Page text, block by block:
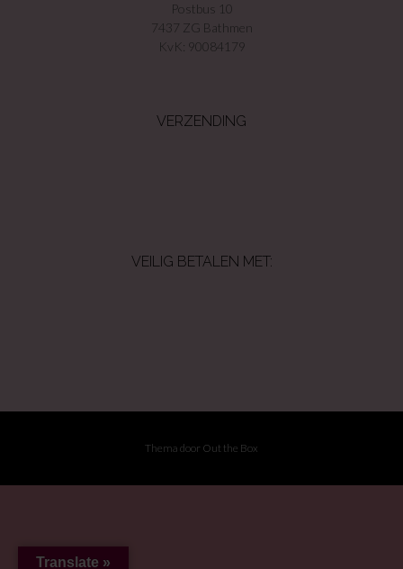
Postbus 10
7437 ZG Bathmen
KvK: 90084179
VERZENDING
VEILIG BETALEN MET:
Thema door Out the Box
Translate »